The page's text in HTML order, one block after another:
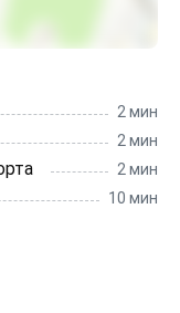
2 мин
2 мин
2 мин
10 мин